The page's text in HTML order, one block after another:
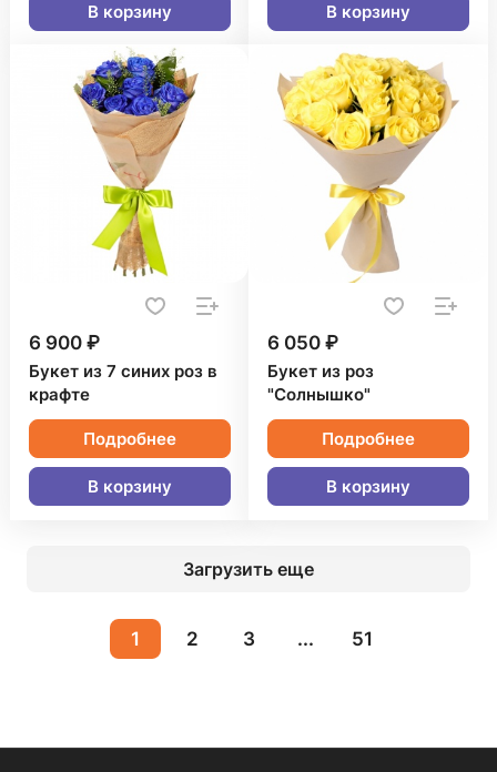
В корзину В корзину
6 900 ₽
Букет из 7 синих роз в
крафте
Подробнее
В корзину
6 050 ₽
Букет из роз
"Солнышко"
Подробнее
В корзину
Загрузить еще
1 2 3 ... 51